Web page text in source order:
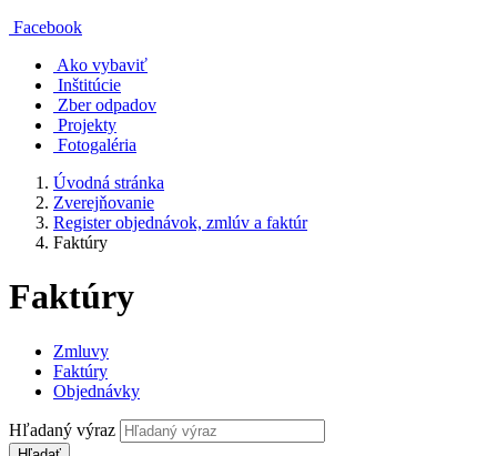
Facebook
Ako vybaviť
Inštitúcie
Zber odpadov
Projekty
Fotogaléria
Úvodná stránka
Zverejňovanie
Register objednávok, zmlúv a faktúr
Faktúry
Faktúry
Zmluvy
Faktúry
Objednávky
Hľadaný výraz